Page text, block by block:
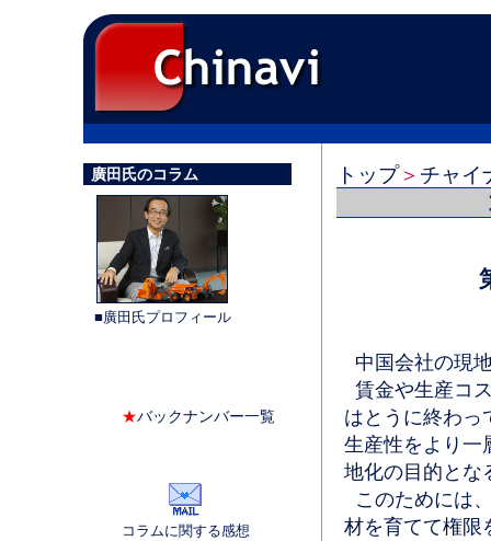
廣田氏のコラム
■廣田氏プロフィール
★バックナンバー一覧
コラムに関する感想
トップ＞ チャイ
中国会社の現
賃金や生産コ
はとうに終わっ
生産性をより一
地化の目的とな
このためには
材を育てて権限